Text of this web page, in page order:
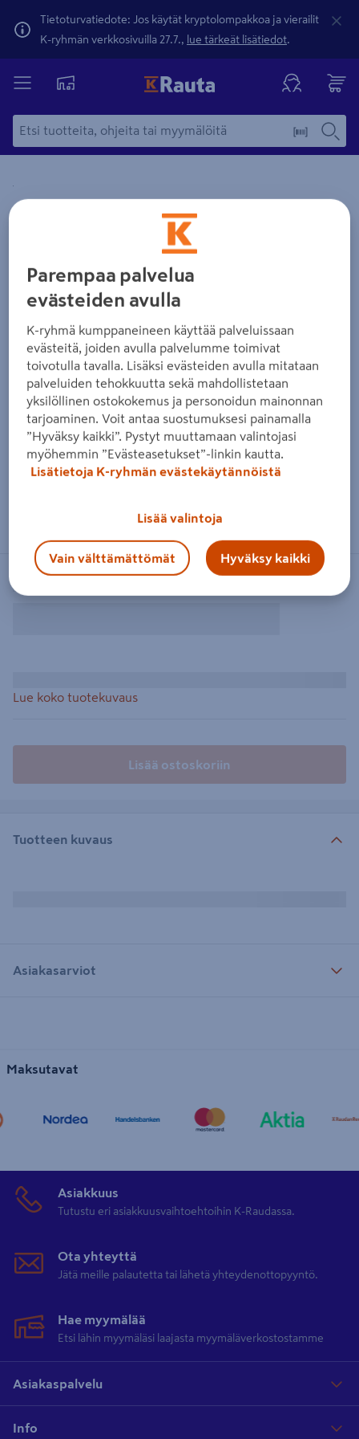
Tietoturvatiedote: Jos käytät kryptolompakkoa ja vierailit
K-ryhmän verkkosivuilla 27.7., lue tärkeät lisätiedot.
Yksityiskohtainen kuvaus löytyy Tuotteen kuvaus -
Zoomaa kuvaa sormilla kosketusnäytöllä
Lue koko tuotekuvaus
Lisää ostoskoriin
Tuotteen kuvaus
Asiakasarviot
Maksutavat
Asiakkuus
Tutustu eri asiakkuusvaihtoehtoihin K-Raudassa.
Ota yhteyttä
Jätä meille palautetta tai lähetä yhteydenottopyyntö.
Hae myymälää
Etsi lähin myymäläsi laajasta myymäläverkostostamme
Asiakaspalvelu
Info
Parempaa palvelua
evästeiden avulla
K-ryhmä kumppaneineen käyttää palveluissaan
evästeitä, joiden avulla palvelumme toimivat
toivotulla tavalla. Lisäksi evästeiden avulla mitataan
palveluiden tehokkuutta sekä mahdollistetaan
yksilöllinen ostokokemus ja personoidun mainonnan
tarjoaminen. Voit antaa suostumuksesi painamalla
”Hyväksy kaikki”. Pystyt muuttamaan valintojasi
myöhemmin ”Evästeasetukset”-linkin kautta.
Lisätietoja K-ryhmän evästekäytännöistä
Lisää valintoja
Vain välttämättömät Hyväksy kaikki